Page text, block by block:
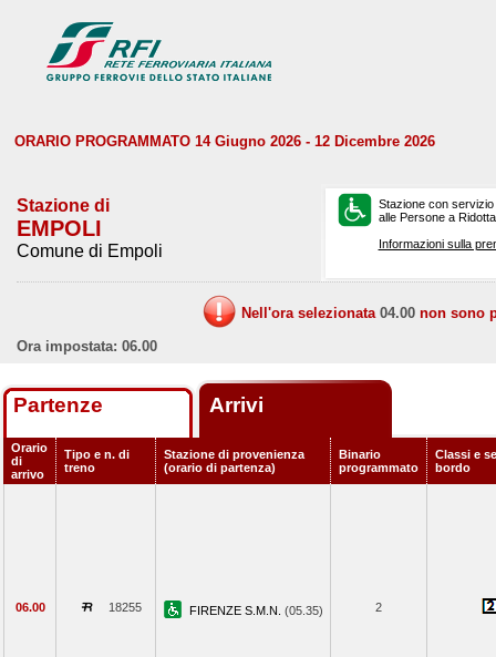
ORARIO PROGRAMMATO 14 Giugno 2026 - 12 Dicembre 2026
Stazione di
EMPOLI
Comune di Empoli
Stazione con
alle Persone a
Informazioni sulla
Nell'ora selezionata 04.00 non sono
Ora impostata: 06.00
Partenze Arrivi
Orario
di
arrivo
Tipo e n. di
treno
Stazione di provenienza
(orario di partenza)
Binario
programmato
Classi e
bordo
06.00 18255 FIRENZE S.M.N. (05.35) 2